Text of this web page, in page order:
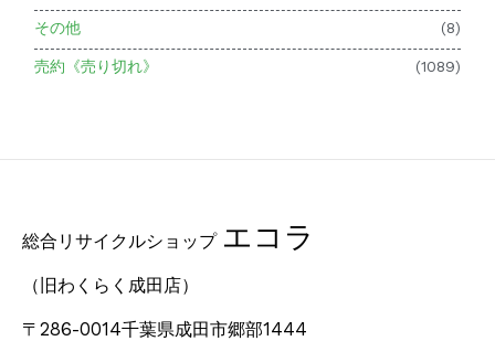
その他 (8)
売約《売り切れ》 (1089)
総合リサイクルショップ エコラ
（旧わくらく成田店）
〒286-0014千葉県成田市郷部1444